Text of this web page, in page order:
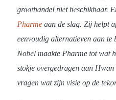
groothandel niet beschikbaar.
Pharmeaan de slag. Zij helpt
eenvoudig alternatieven aan
Nobel maakte Pharme tot wat
stokje overgedragen aan
vragen wat zijn visie op de